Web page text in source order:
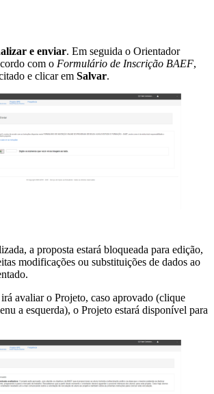
e enviar. Em seguida o Orientador
com o Formulário de Inscrição BAEF,
e clicar em Salvar.
a proposta estará bloqueada para edição,
modificações ou substituições de dados ao
avaliar o Projeto, caso aprovado (clique
a esquerda), o Projeto estará disponível para